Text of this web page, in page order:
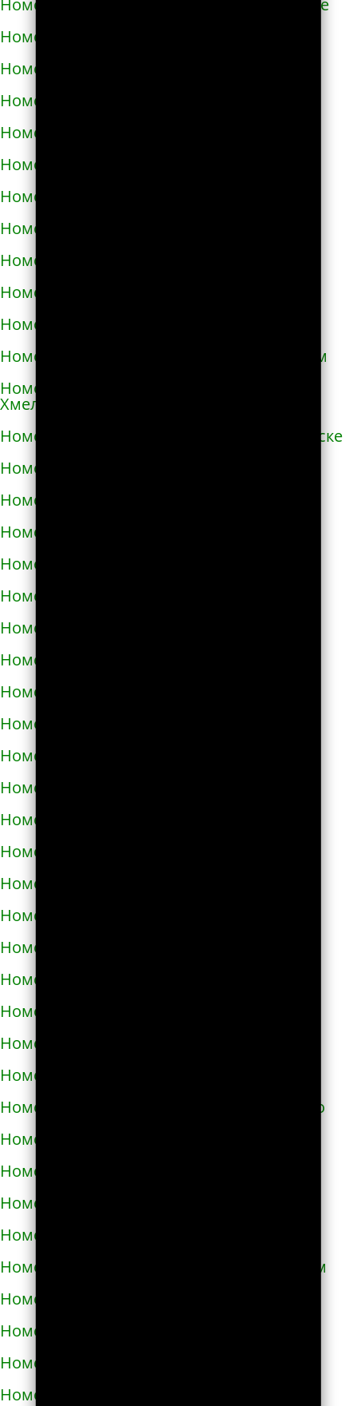
Номера телефонов такси в Новом Роздоле
Номера телефонов такси в Носовке
Номера телефонов такси в Обухове
Номера телефонов такси в Овидиополе
Номера телефонов такси в Овруче
Номера телефонов такси в Одессе
Номера телефонов такси в Олевске
Номера телефонов такси в Орехове
Номера телефонов такси в Очакове
Номера телефонов такси в Павлограде
Номера телефонов такси в Первомайске
Номера телефонов такси в Первомайском
Номера телефонов такси в Переяславе-
Хмельницком
Номера телефонов такси в Першотравенске
Номера телефонов такси в Пирятине
Номера телефонов такси в Подгородном
Номера телефонов такси в Подольске
Номера телефонов такси в Покрове
Номера телефонов такси в Пологах
Номера телефонов такси в Полонном
Номера телефонов такси в Полтаве
Номера телефонов такси в Прилуках
Номера телефонов такси в Путивле
Номера телефонов такси в Пятихатках
Номера телефонов такси в Раздельной
Номера телефонов такси в Ракитном
Номера телефонов такси в Рахове
Номера телефонов такси в Рени
Номера телефонов такси в Ровно
Номера телефонов такси в Ромнах
Номера телефонов такси в Самборе
Номера телефонов такси в Сарнах
Номера телефонов такси в Сваляве
Номера телефонов такси в Светловодске
Номера телефонов такси в Синельниково
Номера телефонов такси в Скадовске
Номера телефонов такси в Сквире
Номера телефонов такси в Славуте
Номера телефонов такси в Славутиче
Номера телефонов такси в Слобожанском
Номера телефонов такси в Смеле
Номера телефонов такси в Снигирёвке
Номера телефонов такси в Снятыне
Номера телефонов такси в Сокале